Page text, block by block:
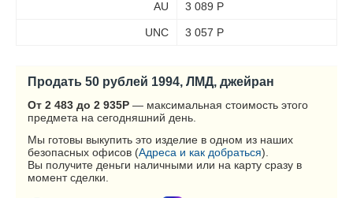
AU 3 089 Р
UNC 3 057 Р
Продать 50 рублей 1994, ЛМД, джейран
От 2 483 до 2 935Р — максимальная стоимость этого
предмета на сегодняшний день.
Мы готовы выкупить это изделие в одном из наших
безопасных офисов (Адреса и как добраться).
Вы получите деньги наличными или на карту сразу в
момент сделки.